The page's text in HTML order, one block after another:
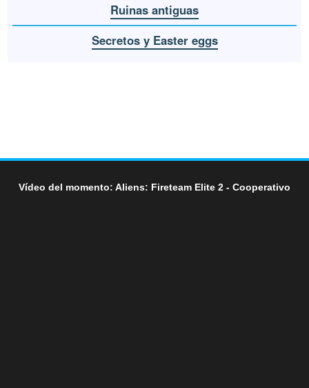
Ruinas antiguas
Secretos y Easter eggs
Vídeo del momento: Aliens: Fireteam Elite 2 - Cooperativo